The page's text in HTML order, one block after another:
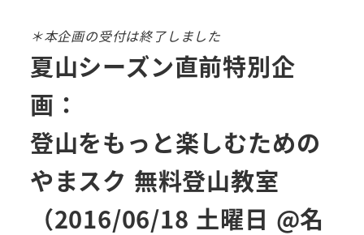
＊本企画の受付は終了しました
夏山シーズン直前特別企
画：
登山をもっと楽しむための
やまスク 無料登山教室
（2016/06/18 土曜日 @名